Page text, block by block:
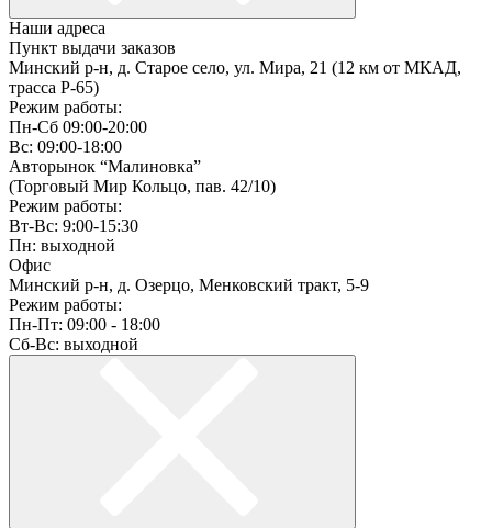
Наши адреса
Пункт выдачи заказов
Минский р-н, д. Старое село, ул. Мира, 21 (12 км от МКАД,
трасса P-65)
Режим работы:
Пн-Сб 09:00-20:00
Вс: 09:00-18:00
Авторынок “Малиновка”
(Торговый Мир Кольцо, пав. 42/10)
Режим работы:
Вт-Вс: 9:00-15:30
Пн: выходной
Офис
Минский р-н, д. Озерцо, Менковский тракт, 5-9
Режим работы:
Пн-Пт: 09:00 - 18:00
Сб-Вс: выходной